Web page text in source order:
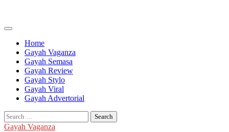
content
Home
Gayah Vaganza
Gayah Semasa
Gayah Review
Gayah Stylo
Gayah Viral
Gayah Advertorial
Search
for:
Gayah Vaganza